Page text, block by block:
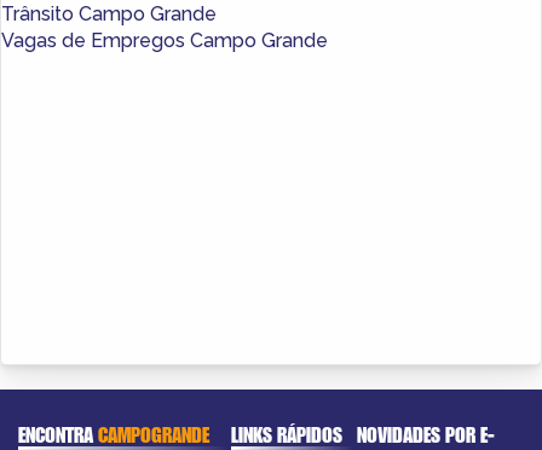
Trânsito Campo Grande
Vagas de Empregos Campo Grande
ENCONTRACAMPOGRANDE LINKS RÁPIDOS NOVIDADES POR E-